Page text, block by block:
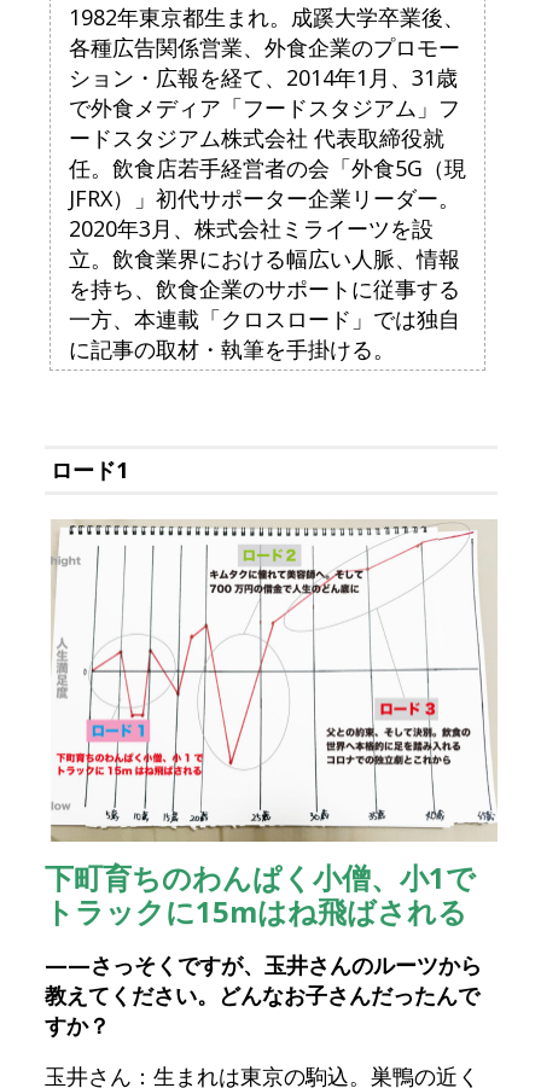
1982年東京都生まれ。成蹊大学卒業後、
各種広告関係営業、外食企業のプロモー
ション・広報を経て、2014年1月、31歳
で外食メディア「フードスタジアム」フ
ードスタジアム株式会社 代表取締役就
任。飲食店若手経営者の会「外食5G（現
JFRX）」初代サポーター企業リーダー。
2020年3月、株式会社ミライーツを設
立。飲食業界における幅広い人脈、情報
を持ち、飲食企業のサポートに従事する
一方、本連載「クロスロード」では独自
に記事の取材・執筆を手掛ける。
ロード1
下町育ちのわんぱく小僧、小1で
トラックに15mはね飛ばされる
——さっそくですが、玉井さんのルーツから
教えてください。どんなお子さんだったんで
すか？
玉井さん：生まれは東京の駒込。巣鴨の近く